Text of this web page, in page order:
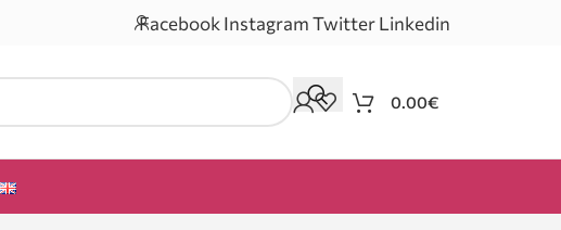
FacebookInstagramTwitterLinkedin
0.00€